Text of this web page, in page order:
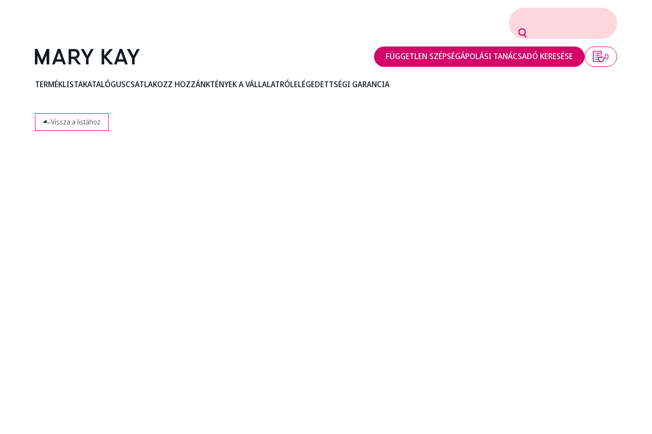
FÜGGETLEN SZÉPSÉGÁPOLÁSI TANÁCSADÓ KERESÉSE 0
TERMÉKLISTAKATALÓGUSCSATLAKOZZ HOZZÁNKTÉNYEK A VÁLLALATRÓLELÉGEDETTSÉGI GARANCIA
Vissza a listához